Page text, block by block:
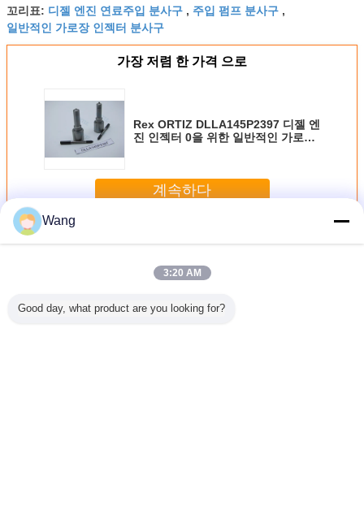
꼬리표: 디젤 엔진 연료주입 분사구 , 주입 펌프 분사구 ,
일반적인 가로장 인젝터 분사구
가장 저렴 한 가격 으로
Rex ORTIZ DLLA145P2397 디젤 엔
진 인젝터 0을 위한 일반적인 가로장
계속하다
더 많은 것
Wang
3:20 AM
Good day, what product are you looking for?